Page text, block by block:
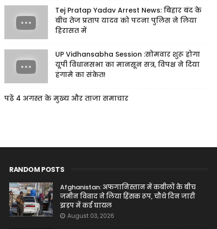
Tej Pratap Yadav Arrest News: बिहार बंद के
बीच तेज प्रताप यादव को पटना पुलिस ने लिया
हिरासत में
UP Vidhansabha Session :सोमवार शुरू होगा
यूपी विधानसभा का मानसून सत्र, विपक्ष ने दिया
हंगामे का संकेत!
पढ़ें 4 अगस्त के मुख्य और ताजा समाचार
RANDOM POSTS
Afghanistan: अफगानिस्तान में कबीलों के बीच
जमीन विवाद ने लिया हिंसक रूप, चौथे दिन जारी
झड़प में कई घायल
August 03, 2026